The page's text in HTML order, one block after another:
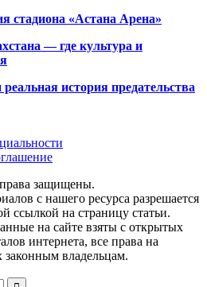
стадиона «Астана Арена»
— где культура и
история предательства
защищены.
с нашего ресурса разрешается
ссылкой на страницу статьи.
на сайте взяты с открытых
интернета, все права на
законным владельцам.